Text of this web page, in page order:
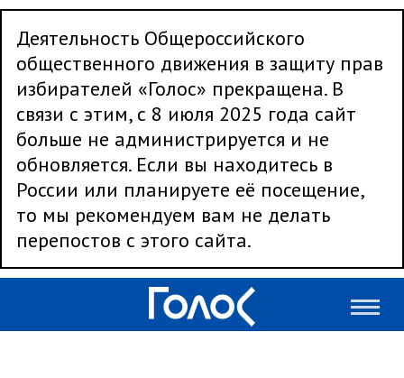
Деятельность Общероссийского
общественного движения в защиту прав
избирателей «Голос» прекращена. В
связи с этим, с 8 июля 2025 года сайт
больше не администрируется и не
обновляется. Если вы находитесь в
России или планируете её посещение,
то мы рекомендуем вам не делать
перепостов с этого сайта.